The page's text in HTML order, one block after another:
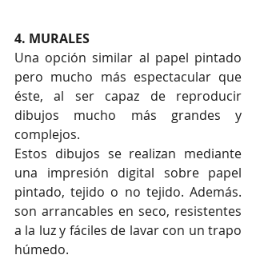
4. MURALES
Una opción similar al papel pintado
pero mucho más espectacular que
éste, al ser capaz de reproducir
dibujos mucho más grandes y
complejos.
Estos dibujos se realizan mediante
una impresión digital sobre papel
pintado, tejido o no tejido. Además.
son arrancables en seco, resistentes
a la luz y fáciles de lavar con un trapo
húmedo.